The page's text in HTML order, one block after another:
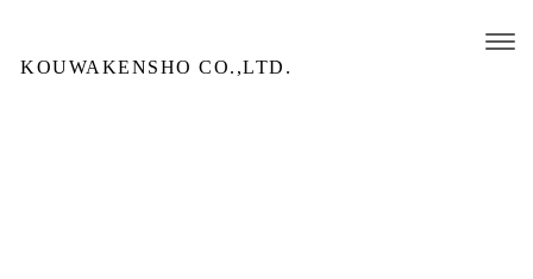
KOUWAKENSHO CO.,LTD.